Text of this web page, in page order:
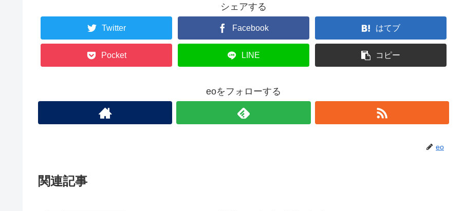
シェアする
Twitter Facebook はてブ
Pocket LINE コピー
eoをフォローする
eo
関連記事